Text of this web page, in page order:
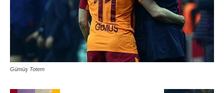
Gümüş Totem